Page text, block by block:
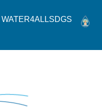
WATER4ALLSDGS